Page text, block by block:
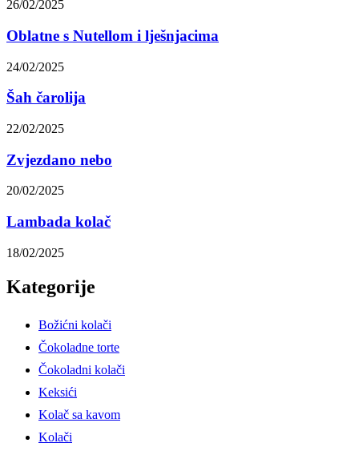
26/02/2025
Oblatne s Nutellom i lješnjacima
24/02/2025
Šah čarolija
22/02/2025
Zvjezdano nebo
20/02/2025
Lambada kolač
18/02/2025
Kategorije
Božićni kolači
Čokoladne torte
Čokoladni kolači
Keksići
Kolač sa kavom
Kolači